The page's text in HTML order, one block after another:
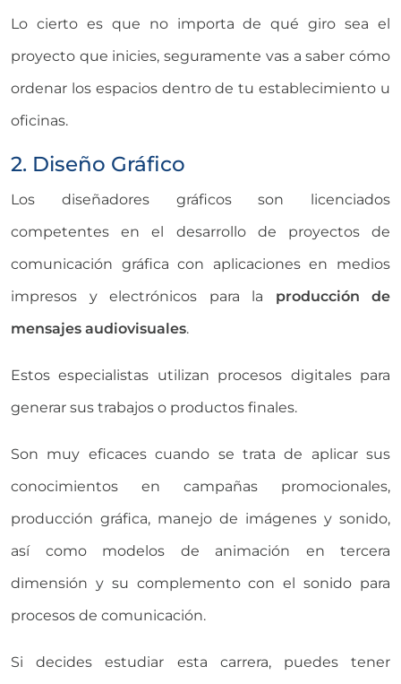
Lo cierto es que no importa de qué giro sea el
proyecto que inicies, seguramente vas a saber cómo
ordenar los espacios dentro de tu establecimiento u
oficinas.
2. Diseño Gráfico
Los diseñadores gráficos son licenciados
competentes en el desarrollo de proyectos de
comunicación gráfica con aplicaciones en medios
impresos y electrónicos para la producción de
mensajes audiovisuales.
Estos especialistas utilizan procesos digitales para
generar sus trabajos o productos finales.
Son muy eficaces cuando se trata de aplicar sus
conocimientos en campañas promocionales,
producción gráfica, manejo de imágenes y sonido,
así como modelos de animación en tercera
dimensión y su complemento con el sonido para
procesos de comunicación.
Si decides estudiar esta carrera, puedes tener